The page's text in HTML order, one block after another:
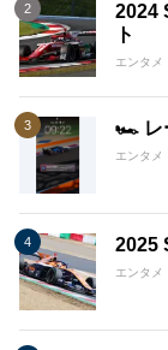
2024
ト
エンタメ
🏎️ レ
エンタメ
2025
エンタメ